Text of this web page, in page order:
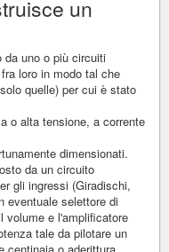
un
da uno o più circuiti
loro in modo tal che
quelle) per cui è stato
o alta tensione, a corrente
dimensionati.
da un circuito
gli ingressi (Giradischi,
eventuale selettore di
volume e l'amplificatore
tale da pilotare un